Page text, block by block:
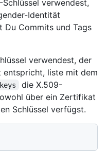
verwendest,
Identität
Du Commits und Tags
verwendest, der
liste mit dem
die X.509-
über ein Zertifikat
Schlüssel verfügst.